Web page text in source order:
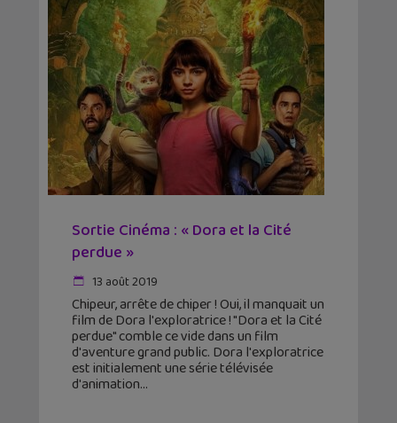
Sortie Cinéma : « Dora et la Cité
perdue »
13 août 2019
Chipeur, arrête de chiper ! Oui, il manquait un
film de Dora l'exploratrice ! "Dora et la Cité
perdue" comble ce vide dans un film
d'aventure grand public. Dora l'exploratrice
est initialement une série télévisée
d'animation